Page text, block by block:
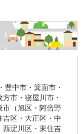
豊中市・箕面市・
市・寝屋川市・
市（旭区・阿倍野
吉区・大正区・中
西淀川区・東住吉